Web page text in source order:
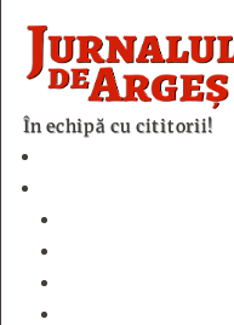
În echipă cu cititorii!